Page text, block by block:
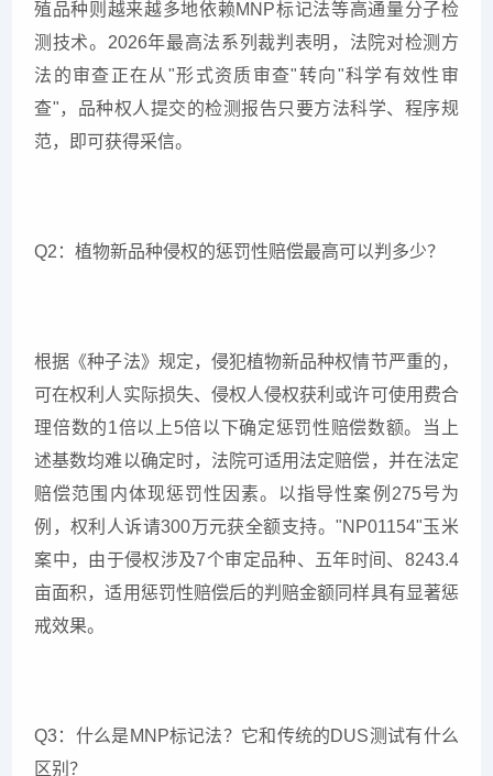
殖品种则越来越多地依赖MNP标记法等高通量分子检
测技术。2026年最高法系列裁判表明，法院对检测方
法的审查正在从"形式资质审查"转向"科学有效性审
查"，品种权人提交的检测报告只要方法科学、程序规
范，即可获得采信。
Q2：植物新品种侵权的惩罚性赔偿最高可以判多少？
根据《种子法》规定，侵犯植物新品种权情节严重的，
可在权利人实际损失、侵权人侵权获利或许可使用费合
理倍数的1倍以上5倍以下确定惩罚性赔偿数额。当上
述基数均难以确定时，法院可适用法定赔偿，并在法定
赔偿范围内体现惩罚性因素。以指导性案例275号为
例，权利人诉请300万元获全额支持。"NP01154"玉米
案中，由于侵权涉及7个审定品种、五年时间、8243.4
亩面积，适用惩罚性赔偿后的判赔金额同样具有显著惩
戒效果。
Q3：什么是MNP标记法？它和传统的DUS测试有什么
区别？